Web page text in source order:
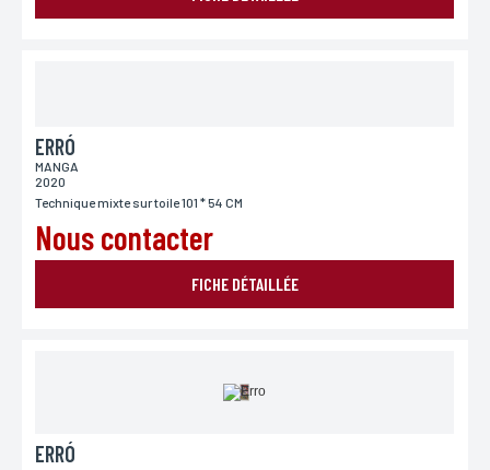
ERRÓ
MANGA
2020
Technique mixte sur toile 101 * 54 CM
Nous contacter
FICHE DÉTAILLÉE
ERRÓ